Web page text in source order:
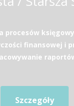
procesów
finansowej i
Szczegóły